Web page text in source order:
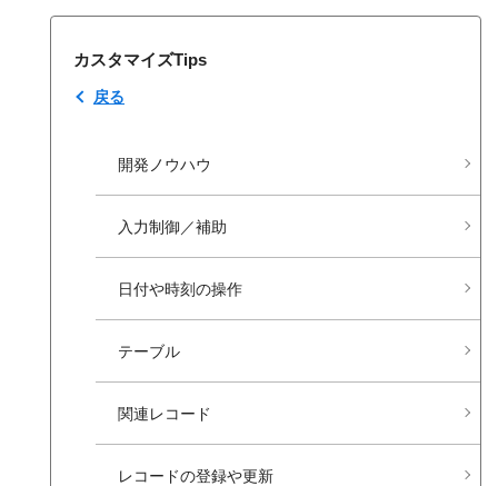
カスタマイズTips
戻る
開発ノウハウ
入力制御／補助
日付や​時刻の​操作
テーブル
関連レコード
レコードの​登録や​更新